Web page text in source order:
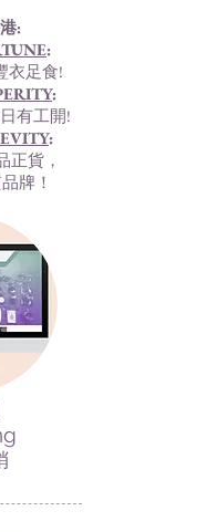
:
:
衣足食!
:
日有工開!
:
正貨，
牌！